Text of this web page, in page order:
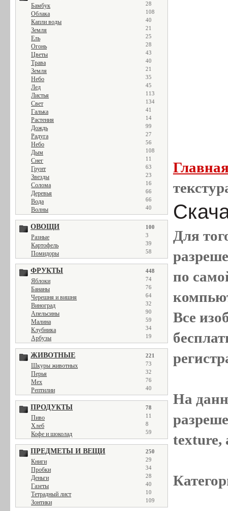
Бамбук 28
Облака 108
Капли воды 40
Земля 21
Ель 25
Огонь 28
Цветы 43
Трава 40
Земля 21
Небо 35
Лед 45
Листья 113
Свет 134
Галька 41
Растения 14
Дождь 99
Радуга 27
Небо 56
Дым 108
Снег 11
Грунт 63
Звезды 23
Солома 16
Деревья 66
Вода 66
Волны 40
ОВОЩИ 100
Разные 3
Картофель 39
Помидоры 58
ФРУКТЫ 448
Яблоки 74
Бананы 76
Черешня и вишня 64
Виноград 32
Апельсины 90
Малина 59
Клубника 34
Арбузы 19
ЖИВОТНЫЕ 221
Шкуры животных 73
Перья 32
Мех 76
Рептилии 40
ПРОДУКТЫ 78
Пиво 11
Хлеб 8
Кофе и шоколад 59
ПРЕДМЕТЫ И ВЕЩИ 250
Книги 29
Пробки 34
Деньги 28
Газеты 40
Тетрадный лист 10
Зонтики 109
Для
по
Все
На
texture,